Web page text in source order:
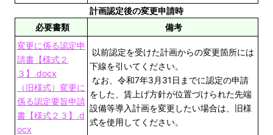
計画認定後の変更申請時
必要書類
備考
変更に係る認定申
請書【様式２
３】.docx
（旧様式）変更に
係る認定要旨申請
書【様式２３】.d
ocx
以前認定を受けた計画からの変更箇所には
下線を引いてください。
なお、令和7年3月31日までに認定の申請
をした、賃上げ方針が位置づけられた先端
設備等導入計画を変更したい場合は、旧様
式を使用してください。